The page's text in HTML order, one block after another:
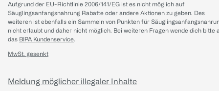
Aufgrund der EU-Richtlinie 2006/141/EG ist es nicht möglich auf
Säuglingsanfangsnahrung Rabatte oder andere Aktionen zu geben. Des
weiteren ist ebenfalls ein Sammeln von Punkten für
nicht erlaubt und daher nicht möglich. Bei weiteren Fragen wende dich bitte
das BIPA Kundenservice.
MwSt. gesenkt
Meldung möglicher illegaler Inhalte